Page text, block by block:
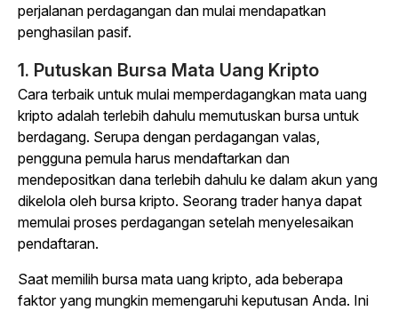
perjalanan perdagangan dan mulai mendapatkan
penghasilan pasif.
1. Putuskan Bursa Mata Uang Kripto
Cara terbaik untuk mulai memperdagangkan mata uang
kripto adalah terlebih dahulu memutuskan bursa untuk
berdagang. Serupa dengan perdagangan valas,
pengguna pemula harus mendaftarkan dan
mendepositkan dana terlebih dahulu ke dalam akun yang
dikelola oleh bursa kripto. Seorang trader hanya dapat
memulai proses perdagangan setelah menyelesaikan
pendaftaran.
Saat memilih bursa mata uang kripto, ada beberapa
faktor yang mungkin memengaruhi keputusan Anda. Ini